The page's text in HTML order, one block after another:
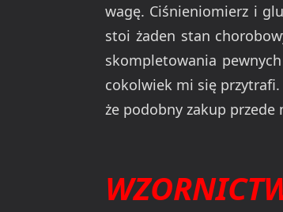
wagę. Ciśnieniomierz i
stoi żaden stan
skompletowania
cokolwiek mi się przytrafi.
że podobny zakup